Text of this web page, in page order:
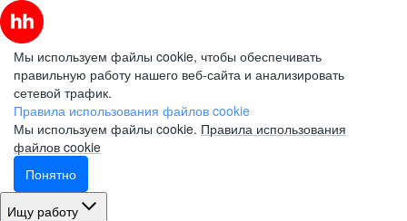
Мы используем файлы cookie, чтобы обеспечивать
правильную работу нашего веб-сайта и анализировать
сетевой трафик.
Правила использования файлов cookie
Мы используем файлы cookie. Правила использования
файлов cookie
Понятно
Ищу работу